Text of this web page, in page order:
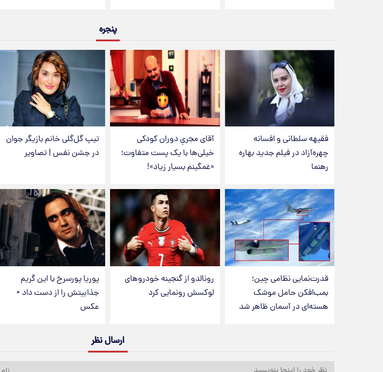
پنجره
فقیهه سلطانی و افسانه
چهره‌آزاد در فیلم جدید بهاره
رهنما
آقای مجریِ دوران کودکی
خیلی‌ها با یک پست متفاوت؛
«غمگینم بسیار زیاد»!
تیپ گل‌گلی خانم بازیگر جوان
در جشن نفس | تصاویر
قدرت‌نمایی نظامی چین؛
بمب‌افکن حامل موشک
هسته‌ای در آسمان ظاهر شد
رونالدو از گنجینه خودروهای
لوکسش رونمایی کرد
پوریا پورسرخ با این گریم
جذابیتش را از دست داد +
عکس
ارسال نظر